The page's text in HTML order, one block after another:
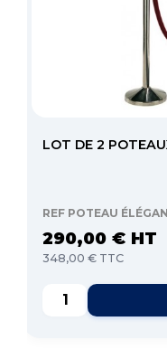
LOT DE 2
REF POTEAU
290,00 € HT
348,00 € TTC